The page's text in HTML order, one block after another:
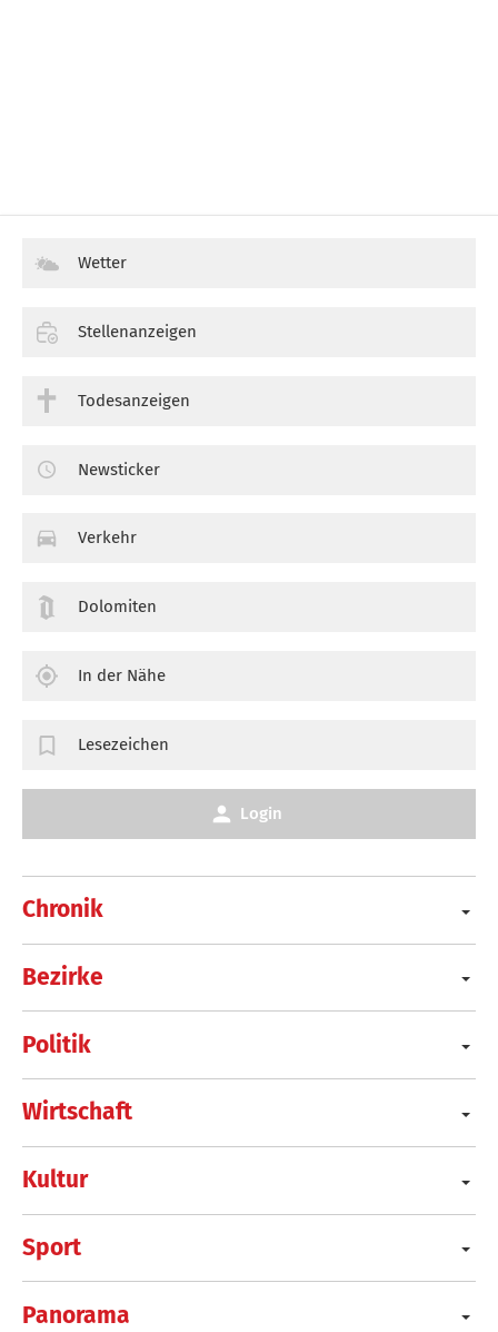
Chronik
Bezirke
Politik
Wirtschaft
Kultur
Sport
Panorama
Wetter
Stellenanzeigen
Todesanzeigen
Newsticker
Verkehr
Dolomiten
In der Nähe
Lesezeichen
Login